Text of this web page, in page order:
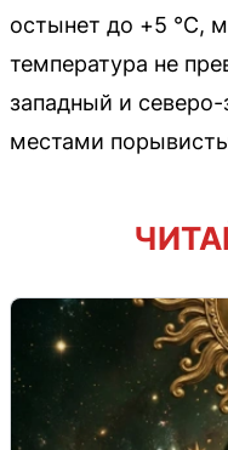
остынет до +5 °C,
температура не
западный и
местами